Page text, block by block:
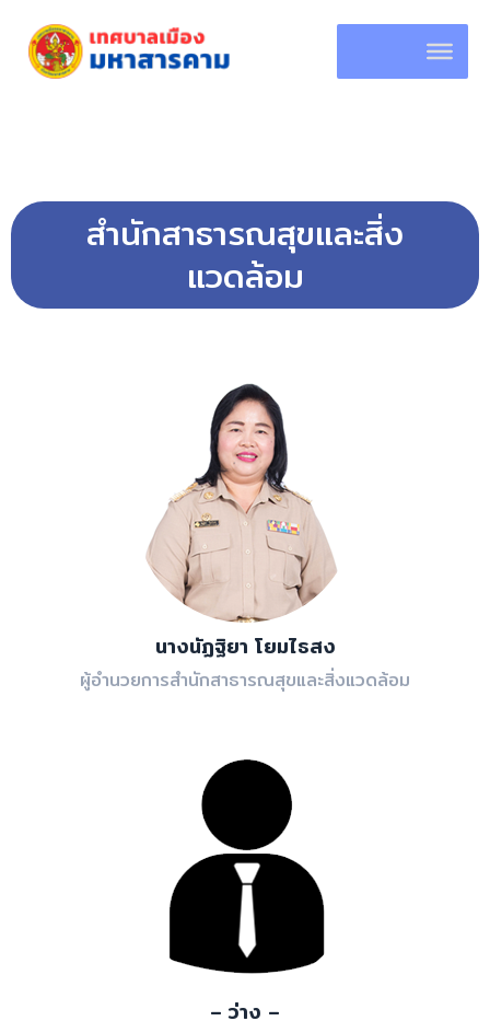
content
สำนักสาธารณสุขและสิ่ง
แวดล้อม
นางนัฏฐิยา โยมไธสง
ผู้อำนวยการสำนักสาธารณสุขและสิ่งแวดล้อม
– ว่าง –